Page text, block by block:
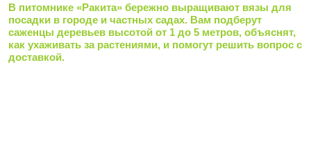
В питомнике «Ракита» бережно выращивают вязы для
посадки в городе и частных садах. Вам подберут
саженцы деревьев высотой от 1 до 5 метров, объяснят,
как ухаживать за растениями, и помогут решить вопрос с
доставкой.